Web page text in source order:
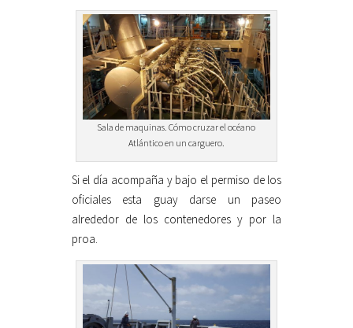
Sala de maquinas. Cómo cruzar el océano
Atlántico en un carguero.
Si el día acompaña y bajo el permiso de los
oficiales esta guay darse un paseo
alrededor de los contenedores y por la
proa.